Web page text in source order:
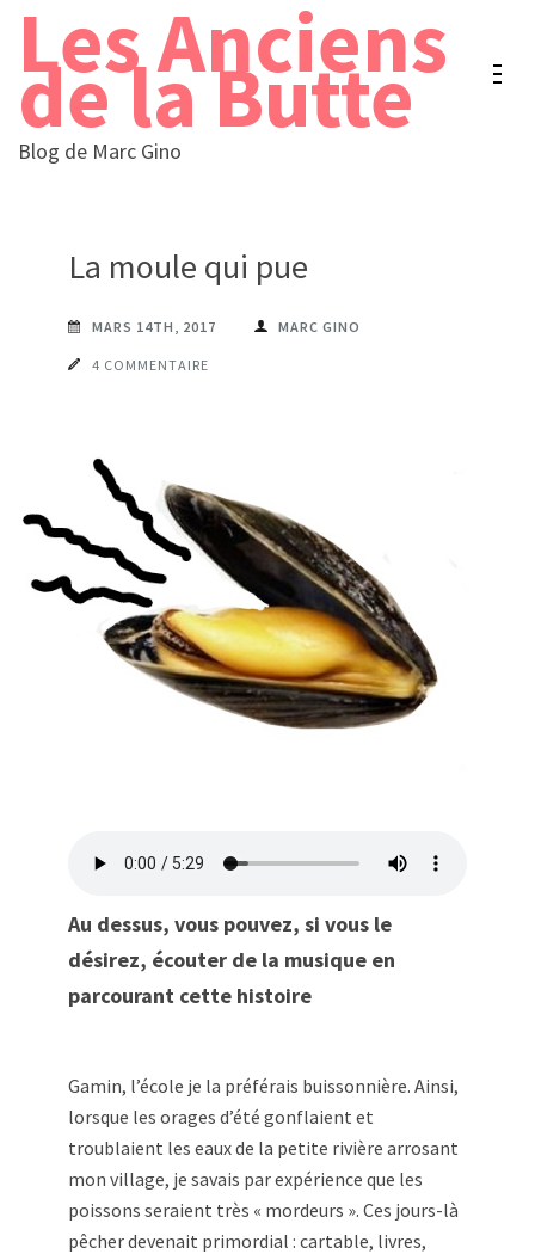
Aller
contenu
(Pressez
Entrée)
Les Anciens
de la Butte
Blog de Marc Gino
La moule qui pue
MARS 14TH, 2017 MARC GINO
4 COMMENTAIRE
Au dessus, vous pouvez, si vous le
désirez, écouter de la musique en
parcourant cette histoire
Gamin, l’école je la préférais buissonnière. Ainsi,
lorsque les orages d’été gonflaient et
troublaient les eaux de la petite rivière arrosant
mon village, je savais par expérience que les
poissons seraient très « mordeurs ». Ces jours-là
pêcher devenait primordial : cartable, livres,